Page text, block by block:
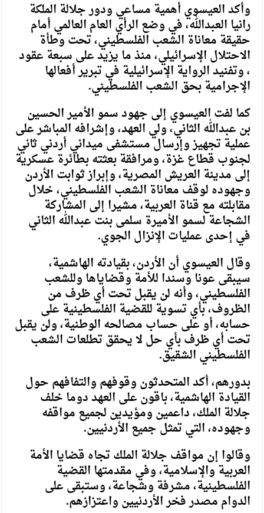
وأكد العيسوي أهمية مساعي ودور جلالة الملكة
رانيا العبدالله، في وضع الرأي العام العالمي أمام
حقيقة معاناة الشعب الفلسطيني، تحت وطأة
الاحتلال الإسرائيلي، منذ ما يزيد على سبعة عقود
، وتفنيد الرواية الإسرائيلية في تبرير أفعالها
الإجرامية بحق الشعب الفلسطيني.
كما لفت العيسوي إلى جهود سمو الأمير الحسين
بن عبدالله الثاني، ولي العهد، وإشرافه المباشر على
عملية تجهيز وإرسال مستشفى ميداني أردني ثاني
لجنوب قطاع غزة، ومرافقة بعثته بطائرة عسكرية
إلى مدينة العريش المصرية، وإبراز ثوابت الأردن
وجهوده لوقف معاناة الشعب الفلسطيني، خلال
مقابلته مع قناة العربية، مشيرا إلى المشاركة
الشجاعة لسمو الأميرة سلمى بنت عبدالله الثاني
في إحدى عمليات الإنزال الجوي.
وقال العيسوي أن الأردن، بقيادته الهاشمية،
سيبقى عونا وسندا للأمة وقضاياها وللشعب
الفلسطيني، وأنه لن يقبل تحت أي ظرف من
الظروف، بأي تسوية للقضية الفلسطينية على
حسابه، أو على حساب مصالحه الوطنية، ولن يقبل
تحت أي ظرف بأي حل لا يحقق تطلعات الشعب
الفلسطيني الشقيق.
بدورهم، أكد المتحدثون وقوفهم والتفافهم حول
القيادة الهاشمية، باقون على العهد دوما خلف
جلالة الملك، داعمين ومؤيدين لجميع مواقفه
وجهوده، التي تمثل جميع الأردنيين.
وقالوا إن مواقف جلالة الملك تجاه قضايا الأمة
العربية والإسلامية، وفي مقدمتها القضية
الفلسطينية، مشرفة وشجاعة، وستبقى على
الدوام مصدر فخر الأردنيين واعتزازهم.